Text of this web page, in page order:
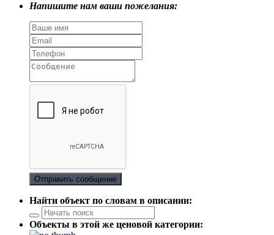
Напишите нам ваши пожелания:
Отправить сообщение
Найти объект по словам в описании:
Объекты в этой же ценовой категории: